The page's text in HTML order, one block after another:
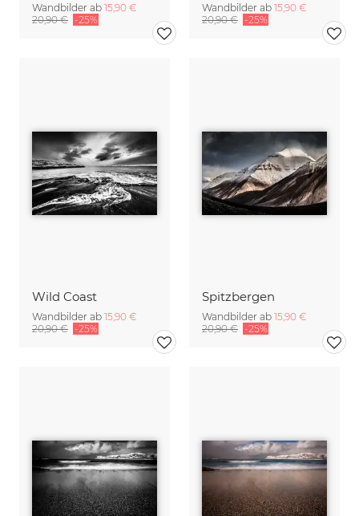
Wandbilder ab 15,90 €
20,90 € -25%
Wandbilder ab 15,90 €
20,90 € -25%
Wild Coast
Wandbilder ab 15,90 €
20,90 € -25%
Spitzbergen
Wandbilder ab 15,90 €
20,90 € -25%